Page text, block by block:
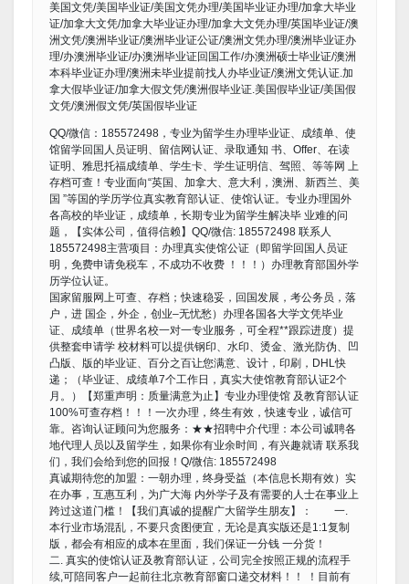
美国文凭/美国毕业证/美国文凭办理/美国毕业证办理/加拿大毕业
证/加拿大文凭/加拿大毕业证办理/加拿大文凭办理/英国毕业证/澳
洲文凭/澳洲毕业证/澳洲毕业证公证/澳洲文凭办理/澳洲毕业证办
理/办澳洲毕业证/办澳洲毕业证回国工作/办澳洲硕士毕业证/澳洲
本科毕业证办理/澳洲未毕业提前找人办毕业证/澳洲文凭认证.加
拿大假毕业证/加拿大假文凭/澳洲假毕业证.美国假毕业证/美国假
文凭/澳洲假文凭/英国假毕业证
QQ/微信：185572498，专业为留学生办理毕业证、成绩单、使
馆留学回国人员证明、留信网认证、录取通知 书、Offer、在读
证明、雅思托福成绩单、学生卡、学生证明信、驾照、等等网 上
存档可查！专业面向“英国、加拿大、意大利，澳洲、新西兰、美
国 ”等国的学历学位真实教育部认证、使馆认证。专业办理国外
各高校的毕业证，成绩单，长期专业为留学生解决毕 业难的问
题，【实体公司，值得信赖】QQ/微信: 185572498 联系人
185572498主营项目：办理真实使馆公证（即留学回国人员证
明，免费申请免税车，不成功不收费 ！！！）办理教育部国外学
历学位认证。
国家留服网上可查、存档；快速稳妥，回国发展，考公务员，落
户，进 国企，外企，创业–无忧愁）办理各国各大学文凭毕业
证、成绩单（世界名校一对一专业服务，可全程**跟踪进度）提
供整套申请学 校材料可以提供钢印、水印、烫金、激光防伪、凹
凸版、版的毕业证、百分之百让您满意、设计，印刷，DHL快
递；（毕业证、成绩单7个工作日，真实大使馆教育部认证2个
月。）【郑重声明：质量满意为止】专业办理使馆 及教育部认证
100%可查存档！！！一次办理，终生有效，快速专业，诚信可
靠。咨询认证顾问为您服务：★★招聘中介代理：本公司诚聘各
地代理人员以及留学生，如果你有业余时间，有兴趣就请 联系我
们，我们会给到您的回报！Q/微信: 185572498
真诚期待您的加盟：一朝办理，终身受益（本信息长期有效）实
在办事，互惠互利，为广大海 内外学子及有需要的人士在事业上
跨过这道门槛！【我们真诚的提醒广大留学生朋友】： 一.
本行业市场混乱，不要只贪图便宜，无论是真实版还是1:1复制
版，都会有相应的成本在里面，我们保证一分钱 一分货！
二. 真实的使馆认证及教育部认证，公司完全按照正规的流程手
续,可陪同客户一起前往北京教育部窗口递交材料！！ ！目前有